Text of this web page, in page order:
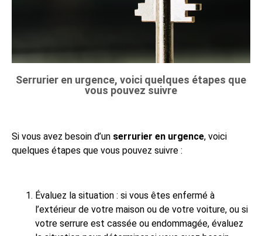
Serrurier en urgence, voici quelques étapes que
vous pouvez suivre
Si vous avez besoin d’un serrurier en urgence, voici
quelques étapes que vous pouvez suivre :
Évaluez la situation : si vous êtes enfermé à
l’extérieur de votre maison ou de votre voiture, ou si
votre serrure est cassée ou endommagée, évaluez